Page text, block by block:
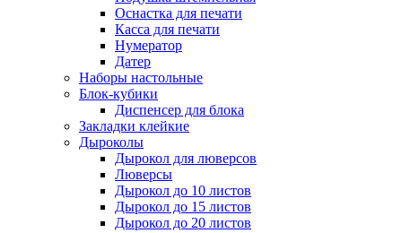
Оснастка для печати
Касса для печати
Нумератор
Датер
Наборы настольные
Блок-кубики
Диспенсер для блока
Закладки клейкие
Дыроколы
Дырокол для люверсов
Люверсы
Дырокол до 10 листов
Дырокол до 15 листов
Дырокол до 20 листов